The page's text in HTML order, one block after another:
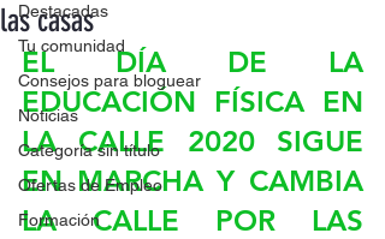
Destacadas
Tu comunidad
Consejos para bloguear
Noticias
Categoría sin título
Ofertas de Empleo
Formación
las casas
EL DÍA DE LA
EDUCACIÓN FÍSICA EN
LA CALLE 2020 SIGUE
EN MARCHA Y CAMBIA
LA CALLE POR LAS